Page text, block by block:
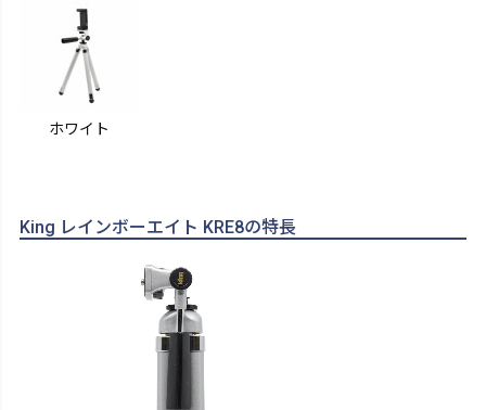
ホワイト
King レインボーエイト KRE8の特長